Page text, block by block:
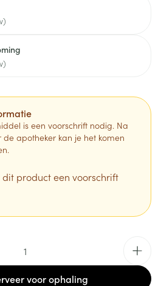
is een voorschrift nodig. Na
apotheker kan je het komen
product een voorschrift
voor ophaling